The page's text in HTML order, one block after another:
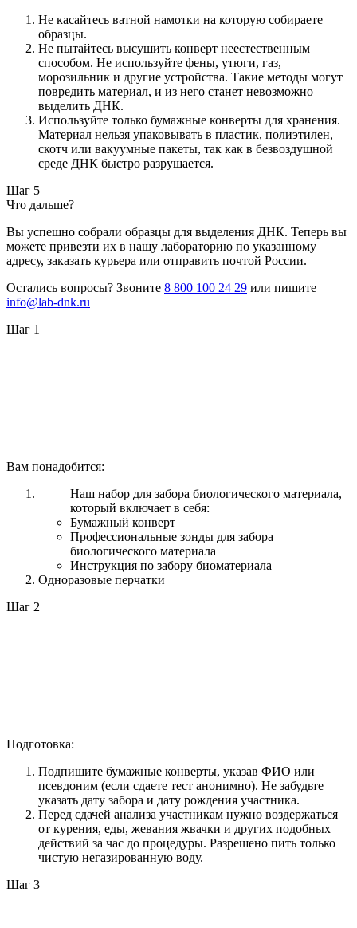
Не касайтесь ватной намотки на которую собираете
образцы.
Не пытайтесь высушить конверт неестественным
способом. Не используйте фены, утюги, газ,
морозильник и другие устройства. Такие методы могут
повредить материал, и из него станет невозможно
выделить ДНК.
Используйте только бумажные конверты для хранения.
Материал нельзя упаковывать в пластик, полиэтилен,
скотч или вакуумные пакеты, так как в безвоздушной
среде ДНК быстро разрушается.
Шаг 5
Что дальше?
Вы успешно собрали образцы для выделения ДНК. Теперь вы
можете привезти их в нашу лабораторию по указанному
адресу, заказать курьера или отправить почтой России.
Остались вопросы? Звоните 8 800 100 24 29 или пишите
info@lab-dnk.ru
Шаг 1
Вам понадобится:
Наш набор для забора биологического материала,
который включает в себя:
Бумажный конверт
Профессиональные зонды для забора
биологического материала
Инструкция по забору биоматериала
Одноразовые перчатки
Шаг 2
Подготовка:
Подпишите бумажные конверты, указав ФИО или
псевдоним (если сдаете тест анонимно). Не забудьте
указать дату забора и дату рождения участника.
Перед сдачей анализа участникам нужно воздержаться
от курения, еды, жевания жвачки и других подобных
действий за час до процедуры. Разрешено пить только
чистую негазированную воду.
Шаг 3